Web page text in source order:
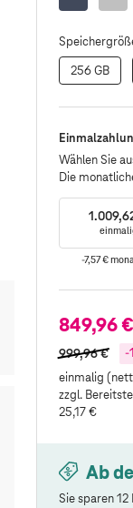
256 GB
Wählen Sie
Die
-7,57 €
849,96 €
999,96 €
-
einmalig
zzgl.
25,17 €
Ab
Sie sparen